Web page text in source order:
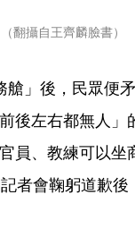
翻攝自王齊麟臉書）
」後，民眾便
後左右都無人」
員、教練可以坐
者會鞠躬道歉後